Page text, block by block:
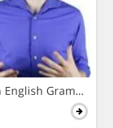
English Grammar